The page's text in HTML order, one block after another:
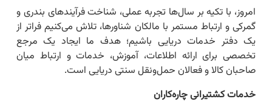
امروز، با تکیه بر سال‌ها تجربه عملی، شناخت فرآیندهای بندری و
گمرکی و ارتباط مستمر با مالکان شناورها، تلاش می‌کنیم فراتر از
یک دفتر خدمات دریایی باشیم؛ هدف ما ایجاد یک مرجع
تخصصی برای ارائه اطلاعات، آموزش، خدمات و ارتباط میان
صاحبان کالا و فعالان حمل‌ونقل سنتی دریایی است.
خدمات کشتیرانی چاره‌کاران